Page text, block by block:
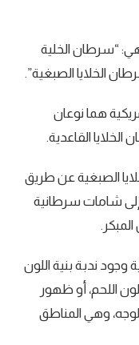
إلى 3 أقسام وهي: “سرطان الخلية
الخلايا الصبغية”.
هما نوعان
القاعدية.
الصبغية عن طريق
شامات سرطانية
وجود ندبة بنية اللون
اللحم، أو ظهور
وهي المناطق